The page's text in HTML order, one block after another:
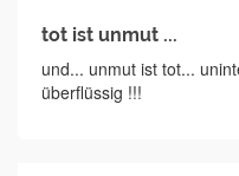
tot ist unmut ...
und... unmut ist tot...
überflüssig !!!